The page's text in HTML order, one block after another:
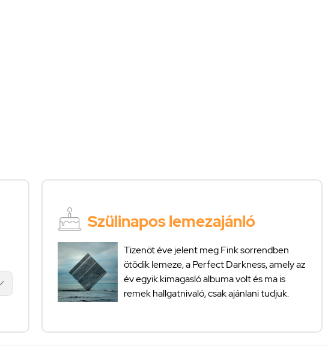
Szülinapos lemezajánló
Tizenöt éve jelent meg Fink sorrendben
ötödik lemeze, a Perfect Darkness, amely az
év egyik kimagasló albuma volt és ma is
remek hallgatnivaló, csak ajánlani tudjuk.